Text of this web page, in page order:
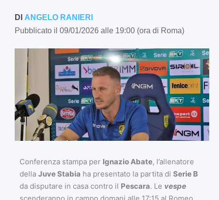
DI ANGELO RANIERI
Pubblicato il 09/01/2026 alle 19:00 (ora di Roma)
Conferenza stampa per Ignazio Abate, l’allenatore
della Juve Stabia ha presentato la partita di Serie B
da disputare in casa contro il Pescara. Le vespe
scenderanno in campo domani alle 17:15 al Romeo